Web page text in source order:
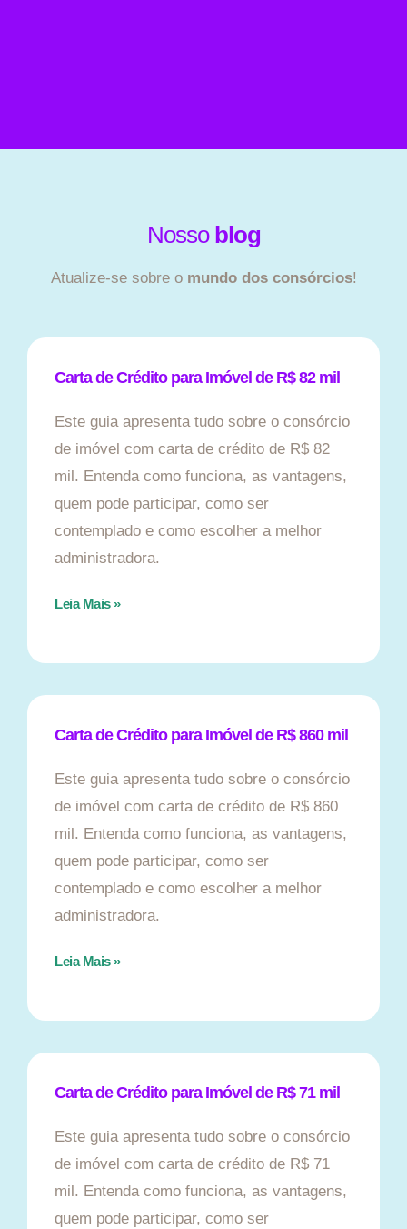
Nosso blog
Atualize-se sobre o mundo dos consórcios!
Carta de Crédito para Imóvel de R$ 82 mil
Este guia apresenta tudo sobre o consórcio
de imóvel com carta de crédito de R$ 82
mil. Entenda como funciona, as vantagens,
quem pode participar, como ser
contemplado e como escolher a melhor
administradora.
Leia Mais »
Carta de Crédito para Imóvel de R$ 860 mil
Este guia apresenta tudo sobre o consórcio
de imóvel com carta de crédito de R$ 860
mil. Entenda como funciona, as vantagens,
quem pode participar, como ser
contemplado e como escolher a melhor
administradora.
Leia Mais »
Carta de Crédito para Imóvel de R$ 71 mil
Este guia apresenta tudo sobre o consórcio
de imóvel com carta de crédito de R$ 71
mil. Entenda como funciona, as vantagens,
quem pode participar, como ser